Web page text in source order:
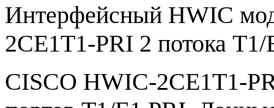
Интерфейсный HWIC
2CE1T1-PRI 2 потока
CISCO HWIC-2CE1T1-